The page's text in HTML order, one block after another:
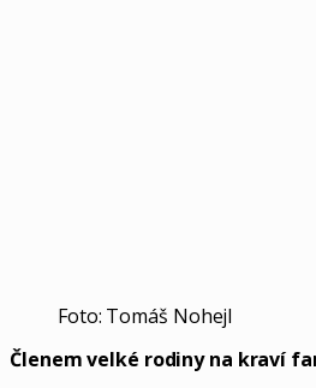
Foto: Tomáš Nohejl
Členem velké rodiny na kraví